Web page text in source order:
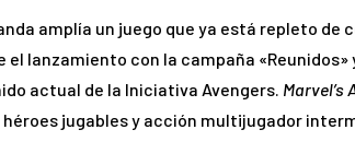
amplía un juego que ya está repleto de
lanzamiento con la campaña «Reunidos»
actual de la Iniciativa Avengers. Marvel’s
jugables y acción multijugador